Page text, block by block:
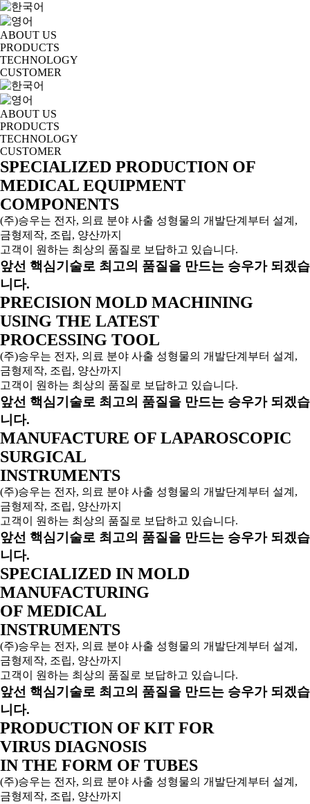
ABOUT US
PRODUCTS
TECHNOLOGY
CUSTOMER
ABOUT US
PRODUCTS
TECHNOLOGY
CUSTOMER
SPECIALIZED PRODUCTION OF
MEDICAL EQUIPMENT
COMPONENTS
(주)승우는 전자, 의료 분야 사출 성형물의 개발단계부터 설계,
금형제작, 조립, 양산까지
고객이 원하는 최상의 품질로 보답하고 있습니다.
앞선 핵심기술로 최고의 품질을 만드는 승우가 되겠습
니다.
PRECISION MOLD MACHINING
USING THE LATEST
PROCESSING TOOL
(주)승우는 전자, 의료 분야 사출 성형물의 개발단계부터 설계,
금형제작, 조립, 양산까지
고객이 원하는 최상의 품질로 보답하고 있습니다.
앞선 핵심기술로 최고의 품질을 만드는 승우가 되겠습
니다.
MANUFACTURE OF LAPAROSCOPIC
SURGICAL
INSTRUMENTS
(주)승우는 전자, 의료 분야 사출 성형물의 개발단계부터 설계,
금형제작, 조립, 양산까지
고객이 원하는 최상의 품질로 보답하고 있습니다.
앞선 핵심기술로 최고의 품질을 만드는 승우가 되겠습
니다.
SPECIALIZED IN MOLD
MANUFACTURING
OF MEDICAL
INSTRUMENTS
(주)승우는 전자, 의료 분야 사출 성형물의 개발단계부터 설계,
금형제작, 조립, 양산까지
고객이 원하는 최상의 품질로 보답하고 있습니다.
앞선 핵심기술로 최고의 품질을 만드는 승우가 되겠습
니다.
PRODUCTION OF KIT FOR
VIRUS DIAGNOSIS
IN THE FORM OF TUBES
(주)승우는 전자, 의료 분야 사출 성형물의 개발단계부터 설계,
금형제작, 조립, 양산까지